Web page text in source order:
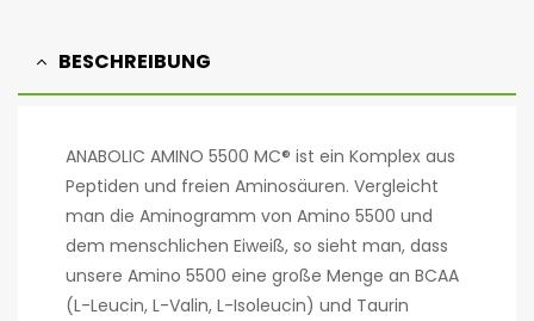
BESCHREIBUNG
ANABOLIC AMINO 5500 MC® ist ein Komplex aus
Peptiden und freien Aminosäuren. Vergleicht
man die Aminogramm von Amino 5500 und
dem menschlichen Eiweiß, so sieht man, dass
unsere Amino 5500 eine große Menge an BCAA
(L-Leucin, L-Valin, L-Isoleucin) und Taurin